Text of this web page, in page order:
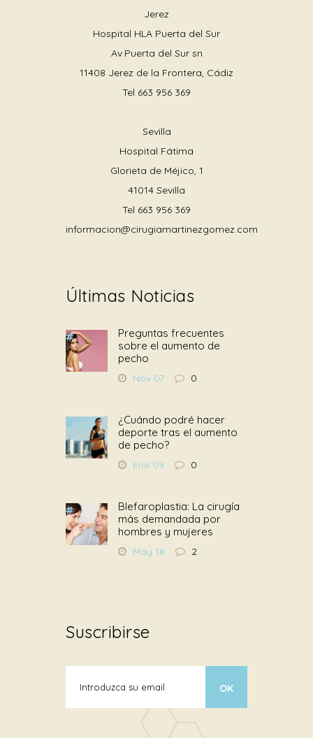
Jerez
Hospital HLA Puerta del Sur
Av.Puerta del Sur sn
11408 Jerez de la Frontera, Cádiz
Tel 663 956 369
Sevilla
Hospital Fátima
Glorieta de Méjico, 1
41014 Sevilla
Tel 663 956 369
informacion@cirugiamartinezgomez.com
Últimas Noticias
Preguntas frecuentes
sobre el aumento de
pecho
Nov 07 0
¿Cuándo podré hacer
deporte tras el aumento
de pecho?
Ene 09 0
Blefaroplastia: La cirugía
más demandada por
hombres y mujeres
May 18 2
Suscribirse